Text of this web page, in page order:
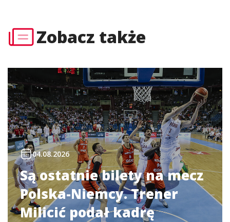
Zobacz także
04.08.2026
Są ostatnie bilety na mecz
Polska-Niemcy. Trener
Milicić podał kadrę